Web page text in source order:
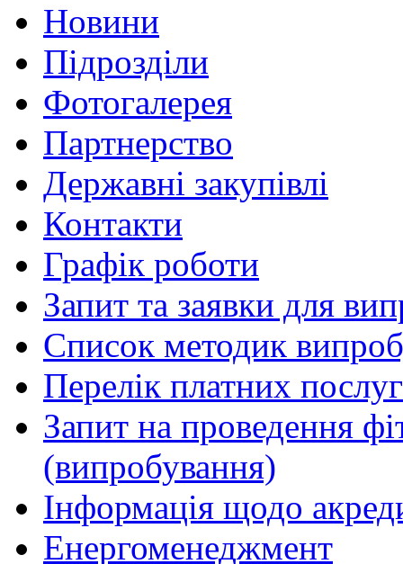
Новини
Підрозділи
Фотогалерея
Партнерство
Державні закупівлі
Контакти
Графік роботи
Запит та заявки для
Список методик
Перелік платних послуг
Запит на проведення
(випробування)
Інформація щодо
Енергоменеджмент